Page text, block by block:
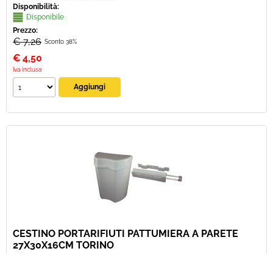
Disponibilità:
Disponibile
Prezzo:
€ 7,26 Sconto 38%
€ 4,50
Iva inclusa
CESTINO PORTARIFIUTI PATTUMIERA A PARETE
27X30X16CM TORINO